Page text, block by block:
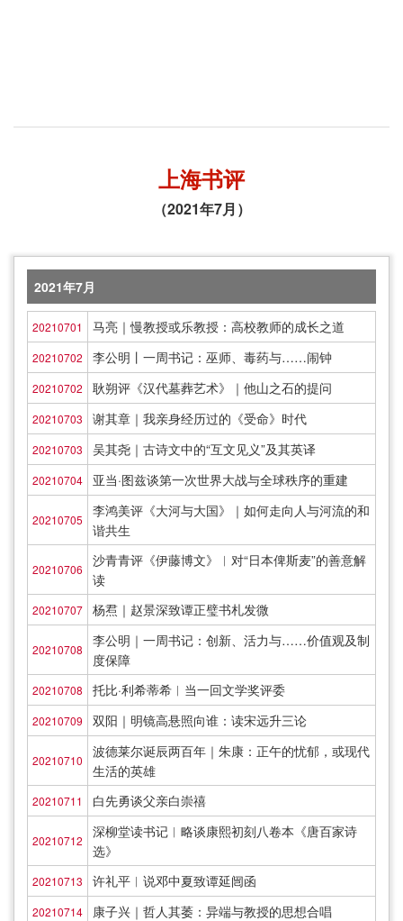
上海书评
（2021年7月）
2021年7月
20210701 马亮｜慢教授或乐教授：高校教师的成长之道
20210702 李公明丨一周书记：巫师、毒药与……闹钟
20210702 耿朔评《汉代墓葬艺术》｜他山之石的提问
20210703 谢其章｜我亲身经历过的《受命》时代
20210703 吴其尧｜古诗文中的“互文见义”及其英译
20210704 亚当·图兹谈第一次世界大战与全球秩序的重建
20210705
李鸿美评《大河与大国》｜如何走向人与河流的和
谐共生
20210706
沙青青评《伊藤博文》︱对“日本俾斯麦”的善意解
读
20210707 杨焄｜赵景深致谭正璧书札发微
20210708
李公明｜一周书记：创新、活力与……价值观及制
度保障
20210708 托比·利希蒂希︱当一回文学奖评委
20210709 双阳｜明镜高悬照向谁：读宋远升三论
20210710
波德莱尔诞辰两百年｜朱康：正午的忧郁，或现代
生活的英雄
20210711 白先勇谈父亲白崇禧
20210712
深柳堂读书记︱略谈康熙初刻八卷本《唐百家诗
选》
20210713 许礼平︱说邓中夏致谭延闿函
20210714 康子兴｜哲人其萎：异端与教授的思想合唱